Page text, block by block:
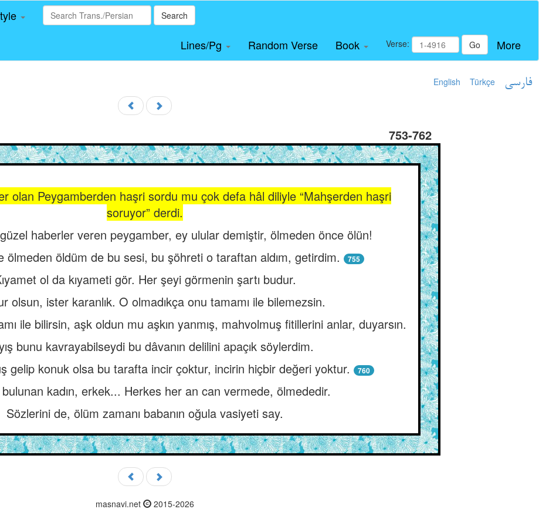
Search
Lines/Pg Random Verse Book Verse: Go More
English Türkçe فارسی
753-762
olan Peygamberden haşri sordu mu çok defa hâl diliyle “Mahşerden haşri
soruyor” derdi.
haberler veren peygamber, ey ulular demiştir, ölmeden önce ölün!
ölmeden öldüm de bu sesi, bu şöhreti o taraftan aldım, getirdim.
755
ol da kıyameti gör. Her şeyi görmenin şartı budur.
olsun, ister karanlık. O olmadıkça onu tamamı ile bilemezsin.
ile bilirsin, aşk oldun mu aşkın yanmış, mahvolmuş fitillerini anlar, duyarsın.
bunu kavrayabilseydi bu dâvanın delilini apaçık söylerdim.
gelip konuk olsa bu tarafta incir çoktur, incirin hiçbir değeri yoktur.
760
kadın, erkek... Herkes her an can vermede, ölmededir.
Sözlerini de, ölüm zamanı babanın oğula vasiyeti say.
masnavi.net 2015-2026